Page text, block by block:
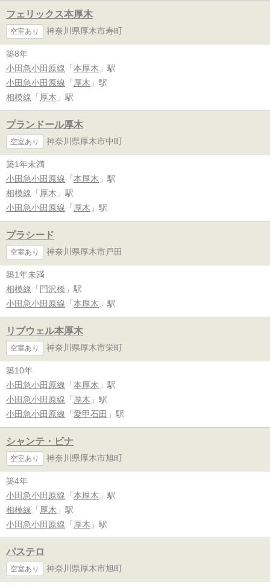
フェリックス本厚木
空室あり 神奈川県厚木市寿町
築8年
小田急小田原線 「 本厚木 」駅
小田急小田原線 「 厚木 」駅
相模線 「 厚木 」駅
プランドール厚木
空室あり 神奈川県厚木市中町
築1年未満
小田急小田原線 「 本厚木 」駅
相模線 「 厚木 」駅
小田急小田原線 「 厚木 」駅
プラシード
空室あり 神奈川県厚木市戸田
築1年未満
相模線 「 門沢橋 」駅
小田急小田原線 「 本厚木 」駅
リブウェル本厚木
空室あり 神奈川県厚木市栄町
築10年
小田急小田原線 「 本厚木 」駅
小田急小田原線 「 厚木 」駅
小田急小田原線 「 愛甲石田 」駅
シャンテ・ビナ
空室あり 神奈川県厚木市旭町
築4年
小田急小田原線 「 本厚木 」駅
相模線 「 厚木 」駅
小田急小田原線 「 厚木 」駅
パステロ
空室あり 神奈川県厚木市旭町